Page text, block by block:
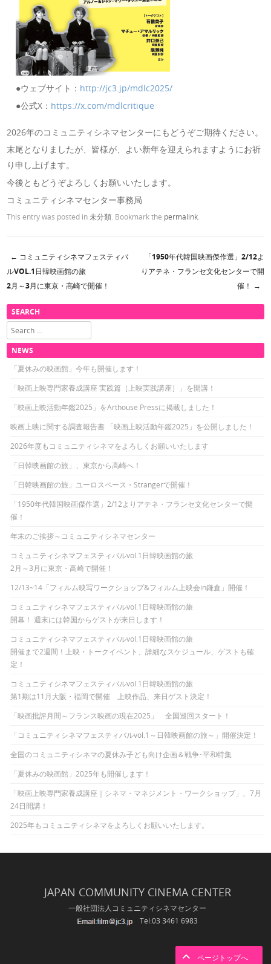
●ウェブサイト： http://jc3.jp/mdlc2025/
●公式X： https://x.com/mdlcritique
2026年のコミュニティシネマセンターにもどうぞご期待ください。
末尾となりましたが、皆様が、よい新年を迎えられますようにお祈
り申し上げます。
今後ともどうぞよろしくお願いいたします。
コミュニティシネマセンター事務局
This entry was posted in未分類 . Bookmark the permalink
Post navigation
← コミュニティシネマフェスティバ
ルVOL.1日韓映画館の旅
2月～3月に東京・高崎で開催！
「1950年代韓国映画傑作選」2/12よ
りアテネ・フランセ文化センターで開
催！ →
SEARCH
Search
NEWS
「夏休みの映画館」今年も開催します！
「映画上映専門家養成講座 実践篇［上映実践講座］」を開講！
「映画上映活動年鑑2025」をArthouse Pressに掲載しました！
映画上映に関する調査報告書 「映画上映活動年鑑2025」を公開しました！
2026年度もコミュニティシネマをよろしくお願いいたします
「日韓映画館の旅」、東京から高崎へ！
「日韓映画館の旅」ユーロスペース・Strangerで開催！
「1950年代韓国映画傑作選」2/12よりアテネ・フランセ文化センターで開
催！
年末のご挨拶～コミュニティシネマセンター
コミュニティシネマフェスティバルvol.1日韓映画館の旅
2月～3月に東京・高崎で開催！
12/13~14「フィルム映写ワークショップ&フィルム上映会in鎌倉」開催！
コミュニティシネマフェスティバルvol.1日韓映画館の旅
開幕！ 週末には韓国からゲストが来日します！
コミュニティシネマフェスティバルvol.1日韓映画館の旅
開催まで2週間！上映・トークイベント、詳細なスケジュール、ゲストも確
定！
コミュニティシネマフェスティバルvol.1日韓映画館の旅
第1期は11月大阪・福岡で開催 上映作品、来日ゲスト決定！
「映画批評月間～フランス映画の現在2025」 全国巡回スタート！
「コミュニティシネマフェスティバルvol.1～日韓映画館の旅～」開催決定！
全国のコミュニティシネマの夏休み子ども向け企画＆戦争･平和特集
「夏休みの映画館」2025年も開催します！
「映画上映専門家養成講座｜シネマ・マネジメント・ワークショップ」、7月
24日開講！
2025年もコミュニティシネマをよろしくお願いいたします。
JAPAN COMMUNITY CINEMA CENTER
一般社団法人コミュニティシネマセンター
Tel:03 3461 6983
ページトップへ